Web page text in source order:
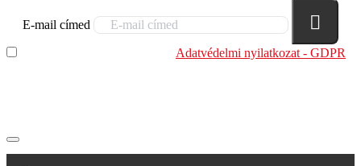
E-mail címed
Adatvédelmi nyilatkozat - GDPR